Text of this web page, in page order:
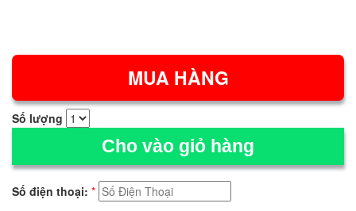
Số lượng
Cho vào giỏ hàng
Số điện thoại: *